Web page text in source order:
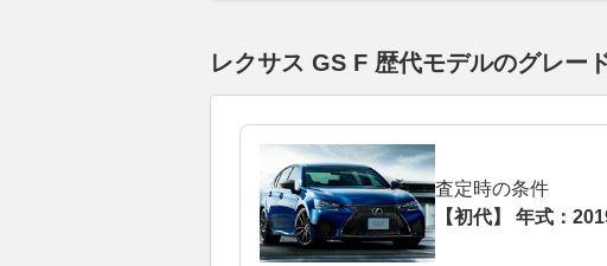
レクサス GS F 歴代モデルのグレー
査定時の条件
【初代】 年式：